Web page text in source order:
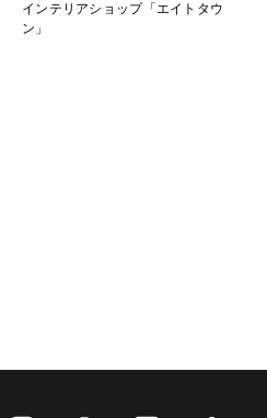
インテリアショップ「エイトタウ
ン」